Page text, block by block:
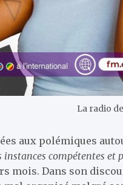
La radio
aux polémiques
instances compétentes et
mois. Dans son